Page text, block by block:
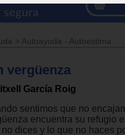
> Autoayuda - Autoestima
vergüenza
García Roig
sentimos que no
encuentra su refugio
no dices y lo que no haces